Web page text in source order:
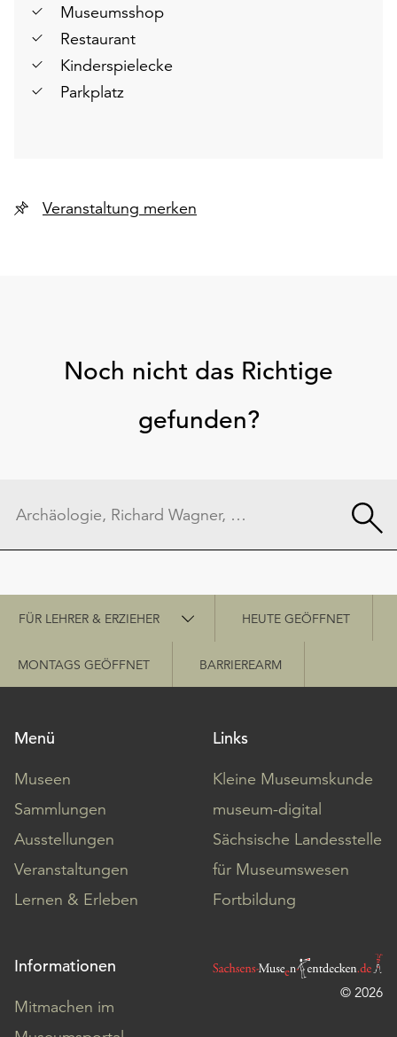
Museumsshop
Restaurant
Kinderspielecke
Parkplatz
Veranstaltung merken
Noch nicht das Richtige
gefunden?
Schnellzugriff
FÜR LEHRER & ERZIEHER HEUTE GEÖFFNET
MONTAGS GEÖFFNET BARRIEREARM
Menü
Museen
Sammlungen
Ausstellungen
Veranstaltungen
Lernen & Erleben
Links
Kleine Museumskunde
museum-digital
Sächsische Landesstelle
für Museumswesen
Fortbildung
Informationen
Mitmachen im
© 2026